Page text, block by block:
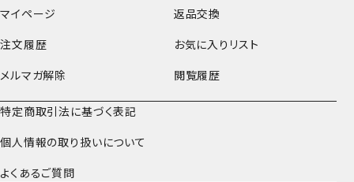
マイページ
返品交換
注文履歴
お気に入りリスト
メルマガ解除
閲覧履歴
特定商取引法に基づく表記
個人情報の取り扱いについて
よくあるご質問